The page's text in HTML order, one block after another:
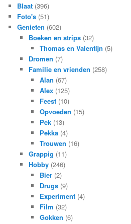
Blaat (396)
Foto's (51)
Genieten (602)
Boeken en strips(32)
Thomas en Valentijn (5)
Dromen (7)
Familie en vrienden (258)
Alan (67)
Alex (125)
Feest (10)
Opvoeden (15)
Pek (13)
Pekka (4)
Trouwen (16)
Grappig (11)
Hobby(246)
Bier (2)
Drugs (9)
Experiment (4)
Film (32)
Gokken (6)